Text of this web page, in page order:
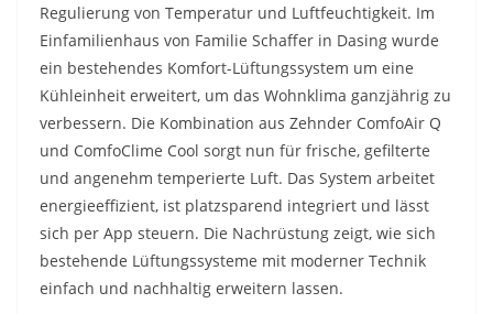
Regulierung von Temperatur und Luftfeuchtigkeit. Im
Einfamilienhaus von Familie Schaffer in Dasing wurde
ein bestehendes Komfort-Lüftungssystem um eine
Kühleinheit erweitert, um das Wohnklima ganzjährig zu
verbessern. Die Kombination aus Zehnder ComfoAir Q
und ComfoClime Cool sorgt nun für frische, gefilterte
und angenehm temperierte Luft. Das System arbeitet
energieeffizient, ist platzsparend integriert und lässt
sich per App steuern. Die Nachrüstung zeigt, wie sich
bestehende Lüftungssysteme mit moderner Technik
einfach und nachhaltig erweitern lassen.